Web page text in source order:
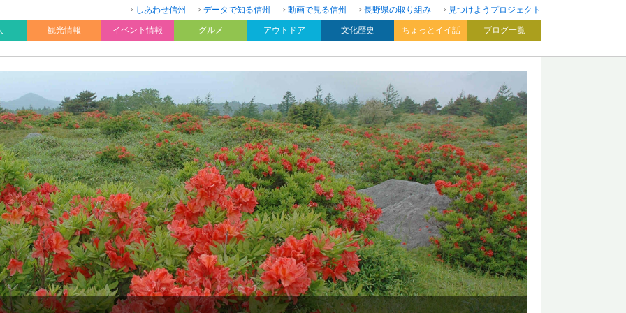
しあわせ信州 データで知る信州 動画で見る信州 長野県の取り組み
見つけようプロジェクト
観光情報 イベント情報 グルメ アウトドア 文化歴史 ちょっとイイ話 ブログ一覧